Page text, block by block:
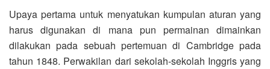
Upaya pertama untuk menyatukan kumpulan aturan yang
harus digunakan di mana pun permainan dimainkan
dilakukan pada sebuah pertemuan di Cambridge pada
tahun 1848. Perwakilan dari sekolah-sekolah Inggris yang